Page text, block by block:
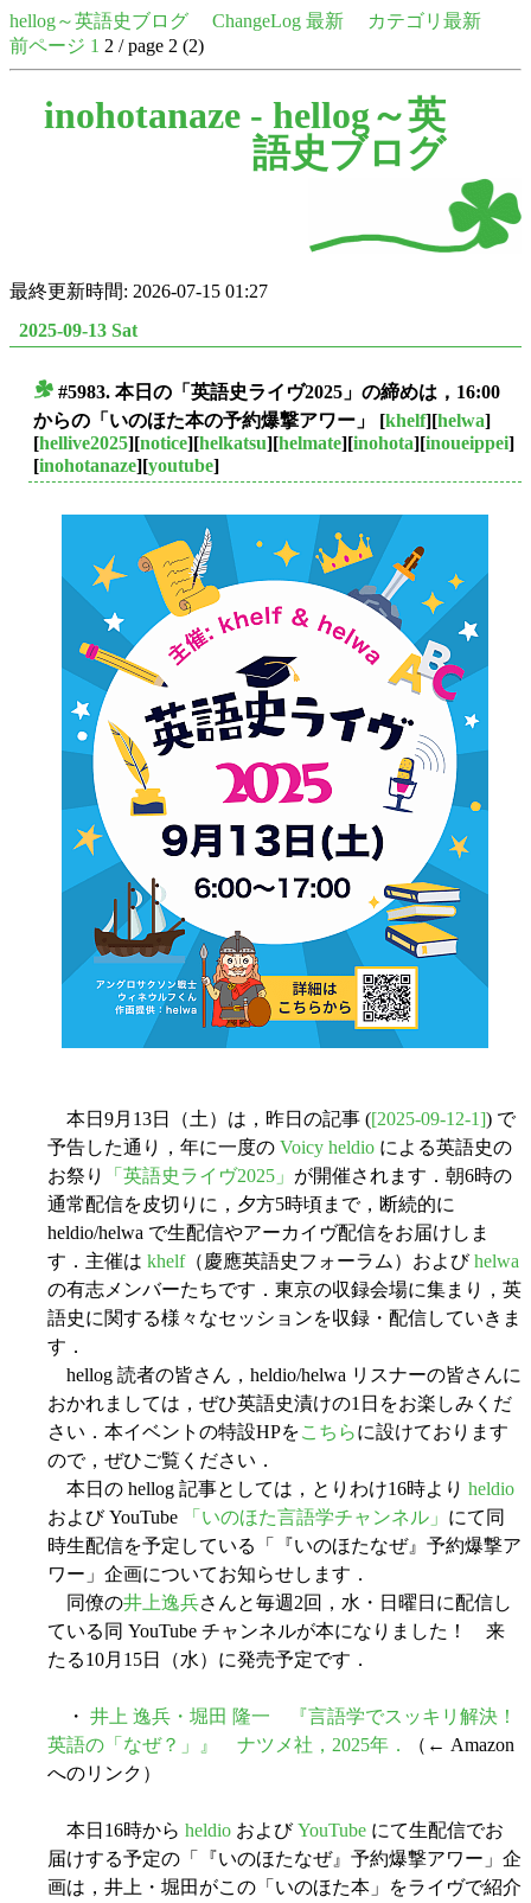
hellog～英語史ブログ ChangeLog 最新
カテゴリ最新
前ページ 1 2 / page 2 (2)
inohotanaze - hellog～英
語史ブログ
最終更新時間: 2026-07-15 01:27
2025-09-13 Sat
#5983. 本日の「英語史ライヴ2025」の締めは，16:00
からの「いのほた本の予約爆撃アワー」
[khelf][helwa]
[hellive2025][notice][helkatsu][helmate][inohota][inoueippei]
[inohotanaze][youtube]
本日9月13日（土）は，昨日の記事 ([2025-09-12-1]) で
予告した通り，年に一度の Voicy heldio による英語史の
お祭り
「英語史ライヴ2025」 が開催されます．朝6時の
通常配信を皮切りに，夕方5時頃まで，断続的に
heldio/helwa で生配信やアーカイヴ配信をお届けしま
す．主催は khelf（慶應英語史フォーラム）およびhelwa
の有志メンバーたちです．東京の収録会場に集まり，英
語史に関する様々なセッションを収録・配信していきま
す．
hellog 読者の皆さん，heldio/helwa リスナーの皆さんに
おかれましては，ぜひ英語史漬けの1日をお楽しみくだ
さい．本イベントの特設HPをこちらに設けております
ので，ぜひご覧ください．
本日の hellog 記事としては，とりわけ16時より heldio
および YouTube
「いのほた言語学チャンネル」 にて同
時生配信を予定している「『いのほたなぜ』予約爆撃ア
ワー」企画についてお知らせします．
同僚の井上逸兵さんと毎週2回，水・日曜日に配信し
ている同 YouTube チャンネルが本になりました！ 来
たる10月15日（水）に発売予定です．
・ 井上 逸兵・堀田 隆一 『言語学でスッキリ解決！
英語の「なぜ？」』 ナツメ社，2025年．
（← Amazon
へのリンク）
本日16時から heldio およびYouTube にて生配信でお
届けする予定の「『いのほたなぜ』予約爆撃アワー」企
画は，井上・堀田がこの「いのほた本」をライヴで紹介